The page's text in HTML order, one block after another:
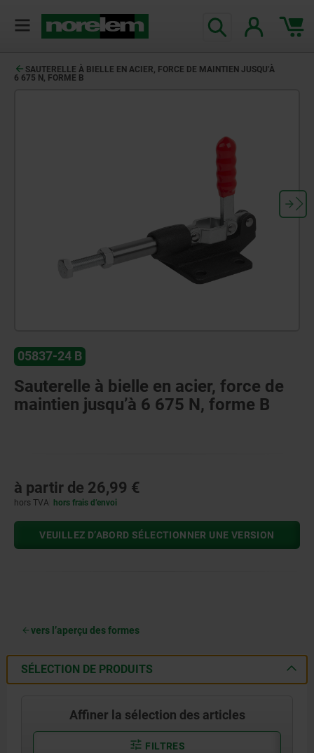
SAUTERELLE À BIELLE EN ACIER, FORCE DE MAINTIEN JUSQU’À
6 675 N, FORME B
05837-24 B
Sauterelle à bielle en acier, force de
maintien jusqu’à 6 675 N, forme B
à partir de 26,99 €
hors TVA hors frais d’envoi
VEUILLEZ D’ABORD SÉLECTIONNER UNE VERSION
vers l’aperçu des formes
SÉLECTION DE PRODUITS
Affiner la sélection des articles
FILTRES